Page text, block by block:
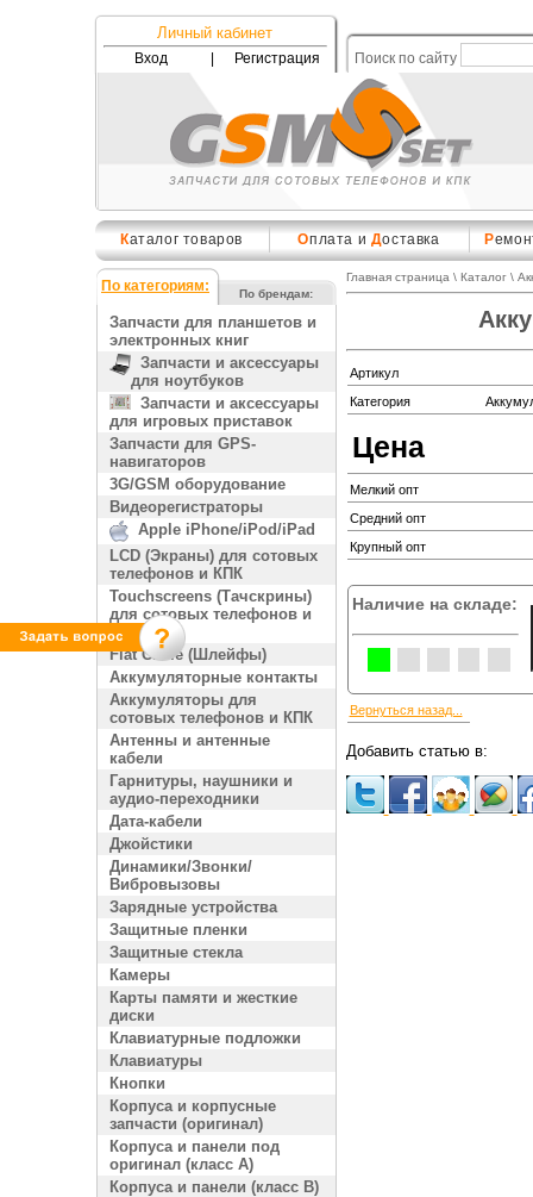
Личный кабинет
Вход Регистрация Поиск по сайту
Каталог товаров Оплата и Доставка Р
По категориям: По брендам:
Запчасти для планшетов и
электронных книг
Запчасти и аксессуары
для ноутбуков
Запчасти и аксессуары
для игровых приставок
Запчасти для GPS-
навигаторов
3G/GSM оборудование
Видеорегистраторы
Apple iPhone/iPod/iPad
LCD (Экраны) для сотовых
телефонов и КПК
Touchscreens (Тачскрины)
для сотовых телефонов и
КПК
Flat Cable (Шлейфы)
Аккумуляторные контакты
Аккумуляторы для
сотовых телефонов и КПК
Антенны и антенные
кабели
Гарнитуры, наушники и
аудио-переходники
Дата-кабели
Джойстики
Динамики/Звонки/
Вибровызовы
Зарядные устройства
Защитные пленки
Защитные стекла
Камеры
Карты памяти и жесткие
диски
Клавиатурные подложки
Клавиатуры
Кнопки
Корпуса и корпусные
запчасти (оригинал)
Корпуса и панели под
оригинал (класс A)
Корпуса и панели (класс B)
Главная страница \ Каталог\
Артикул
Категория
Цена
Мелкий опт
Средний опт
Крупный опт
Наличие на складе:
Вернуться назад...
Добавить статью в: